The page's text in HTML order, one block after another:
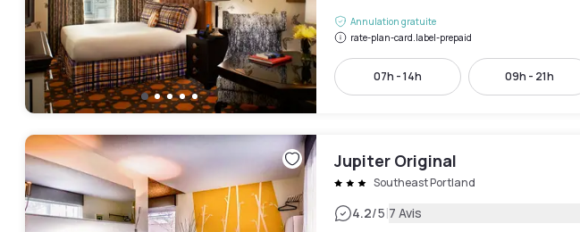
Annulation gratuite
rate-plan-card.label-prepaid
07h - 14h 09h - 21h
Jupiter Original
Southeast Portland
4.2/5|7 Avis